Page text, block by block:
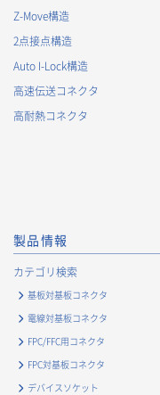
Z-Move構造
2点接点構造
Auto I-Lock構造
高速伝送コネクタ
高耐熱コネクタ
製品情報
カテゴリ検索
基板対基板コネクタ
電線対基板コネクタ
FPC/FFC用コネクタ
FPC対基板コネクタ
デバイスソケット